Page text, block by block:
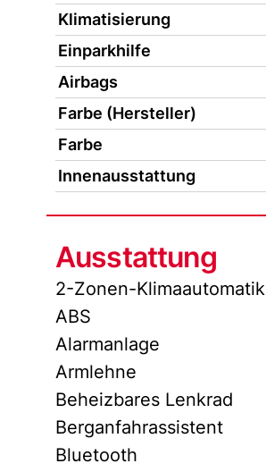
Klimatisierung
Einparkhilfe
Airbags
Farbe (Hersteller)
Farbe
Innenausstattung
Ausstattung
2-Zonen-Klimaautomatik
ABS
Alarmanlage
Armlehne
Beheizbares Lenkrad
Berganfahrassistent
Bluetooth